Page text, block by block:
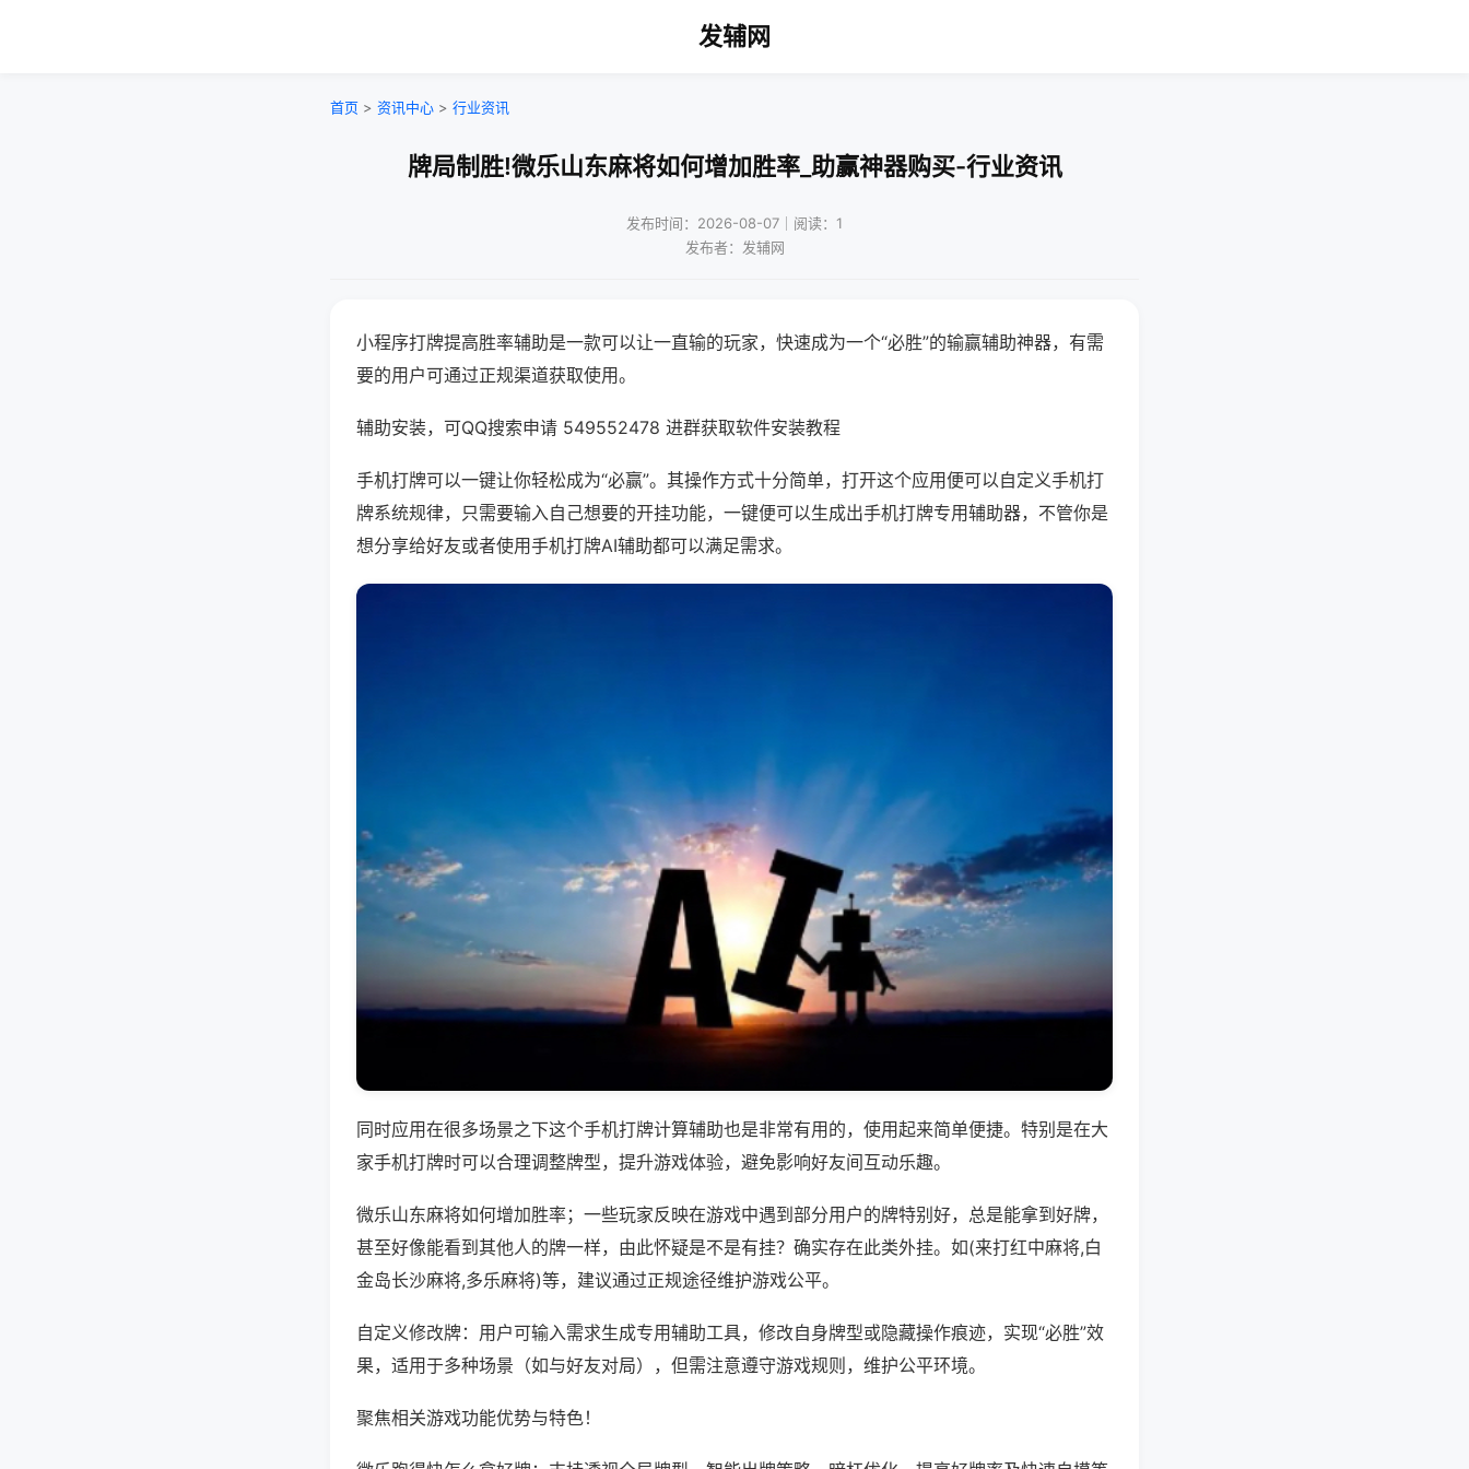
发辅网
首页 > 资讯中心 > 行业资讯
牌局制胜!微乐山东麻将如何增加胜率_助赢神器购买-行业资讯
发布时间：2026-08-07｜阅读：1
发布者：发辅网
小程序打牌提高胜率辅助是一款可以让一直输的玩家，快速成为一个“必胜”的输赢辅助神器，有需
要的用户可通过正规渠道获取使用。
辅助安装，可QQ搜索申请 549552478 进群获取软件安装教程
手机打牌可以一键让你轻松成为“必赢”。其操作方式十分简单，打开这个应用便可以自定义手机打
牌系统规律，只需要输入自己想要的开挂功能，一键便可以生成出手机打牌专用辅助器，不管你是
想分享给好友或者使用手机打牌AI辅助都可以满足需求。
同时应用在很多场景之下这个手机打牌计算辅助也是非常有用的，使用起来简单便捷。特别是在大
家手机打牌时可以合理调整牌型，提升游戏体验，避免影响好友间互动乐趣。
微乐山东麻将如何增加胜率；一些玩家反映在游戏中遇到部分用户的牌特别好，总是能拿到好牌，
甚至好像能看到其他人的牌一样，由此怀疑是不是有挂？确实存在此类外挂。如(来打红中麻将,白
金岛长沙麻将,多乐麻将)等，建议通过正规途径维护游戏公平。
自定义修改牌：用户可输入需求生成专用辅助工具，修改自身牌型或隐藏操作痕迹，实现“必胜”效
果，适用于多种场景（如与好友对局），但需注意遵守游戏规则，维护公平环境。
聚焦相关游戏功能优势与特色！